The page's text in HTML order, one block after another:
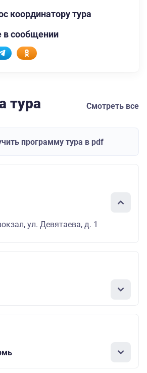
координатору тура
в сообщении
тура Смотреть все
программу тура в pdf
ул. Девятаева, д. 1